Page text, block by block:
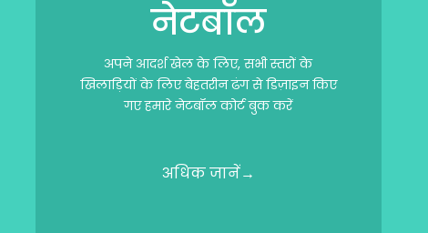
नेटबॉल
अपने आदर्श खेल के लिए, सभी स्तरों के
खिलाड़ियों के लिए बेहतरीन ढंग से डिज़ाइन किए
गए हमारे नेटबॉल कोर्ट बुक करें
अधिक जानें→